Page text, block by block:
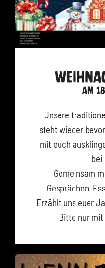
am
Unsere
steht wieder
mit euch
bei
Gemeinsam
Gesprächen,
Erzählt uns euer
Bitte nur mit